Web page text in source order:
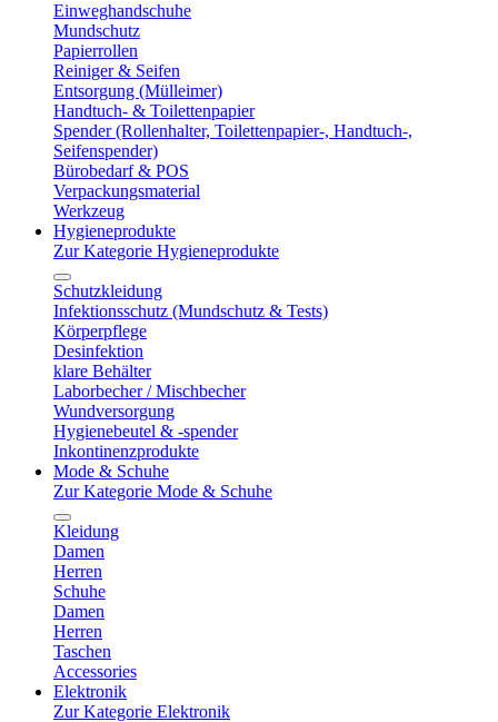
Einweghandschuhe
Mundschutz
Papierrollen
Reiniger & Seifen
Entsorgung (Mülleimer)
Handtuch- & Toilettenpapier
Spender (Rollenhalter, Toilettenpapier-, Handtuch-,
Seifenspender)
Bürobedarf & POS
Verpackungsmaterial
Werkzeug
Hygieneprodukte
Zur Kategorie Hygieneprodukte
Schutzkleidung
Infektionsschutz (Mundschutz & Tests)
Körperpflege
Desinfektion
klare Behälter
Laborbecher / Mischbecher
Wundversorgung
Hygienebeutel & -spender
Inkontinenzprodukte
Mode & Schuhe
Zur Kategorie Mode & Schuhe
Kleidung
Damen
Herren
Schuhe
Damen
Herren
Taschen
Accessories
Elektronik
Zur Kategorie Elektronik